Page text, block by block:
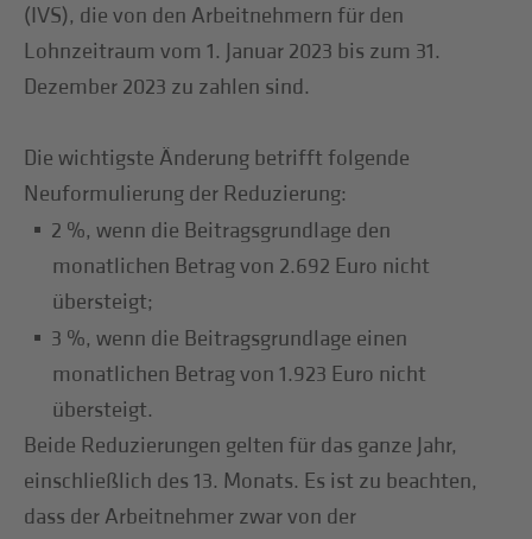
(IVS), die von den Arbeitnehmern für den
Lohnzeitraum vom 1. Januar 2023 bis zum 31.
Dezember 2023 zu zahlen sind.
Die wichtigste Änderung betrifft folgende
Neuformulierung der Reduzierung:
2 %, wenn die Beitragsgrundlage den
monatlichen Betrag von 2.692 Euro nicht
übersteigt;
3 %, wenn die Beitragsgrundlage einen
monatlichen Betrag von 1.923 Euro nicht
übersteigt.
Beide Reduzierungen gelten für das ganze Jahr,
einschließlich des 13. Monats. Es ist zu beachten,
dass der Arbeitnehmer zwar von der